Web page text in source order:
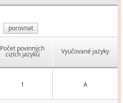
porovnat
Počet povinných
cizích jazyků Vyučované jazyky
1 A